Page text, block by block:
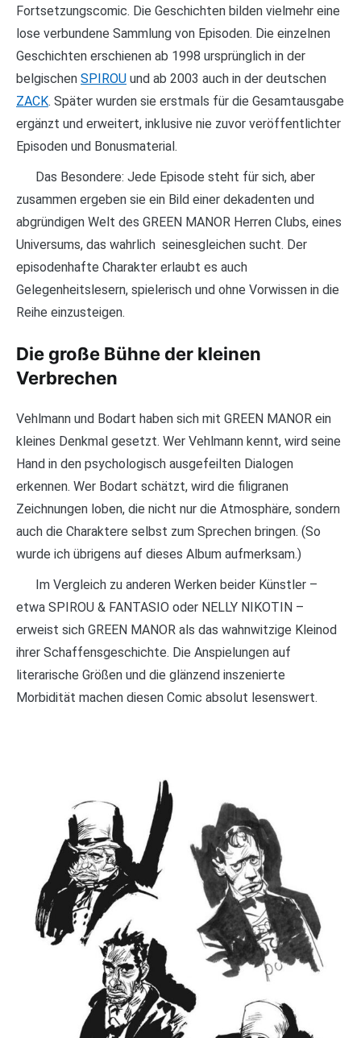
Fortsetzungscomic. Die Geschichten bilden vielmehr eine
lose verbundene Sammlung von Episoden. Die einzelnen
Geschichten erschienen ab 1998 ursprünglich in der
belgischen SPIROU und ab 2003 auch in der deutschen
ZACK. Später wurden sie erstmals für die Gesamtausgabe
ergänzt und erweitert, inklusive nie zuvor veröffentlichter
Episoden und Bonusmaterial.
Das Besondere: Jede Episode steht für sich, aber
zusammen ergeben sie ein Bild einer dekadenten und
abgründigen Welt des GREEN MANOR Herren Clubs, eines
Universums, das wahrlich seinesgleichen sucht. Der
episodenhafte Charakter erlaubt es auch
Gelegenheitslesern, spielerisch und ohne Vorwissen in die
Reihe einzusteigen.
Die große Bühne der kleinen
Verbrechen
Vehlmann und Bodart haben sich mit GREEN MANOR ein
kleines Denkmal gesetzt. Wer Vehlmann kennt, wird seine
Hand in den psychologisch ausgefeilten Dialogen
erkennen. Wer Bodart schätzt, wird die filigranen
Zeichnungen loben, die nicht nur die Atmosphäre, sondern
auch die Charaktere selbst zum Sprechen bringen. (So
wurde ich übrigens auf dieses Album aufmerksam.)
Im Vergleich zu anderen Werken beider Künstler –
etwa SPIROU & FANTASIO oder NELLY NIKOTIN –
erweist sich GREEN MANOR als das wahnwitzige Kleinod
ihrer Schaffensgeschichte. Die Anspielungen auf
literarische Größen und die glänzend inszenierte
Morbidität machen diesen Comic absolut lesenswert.